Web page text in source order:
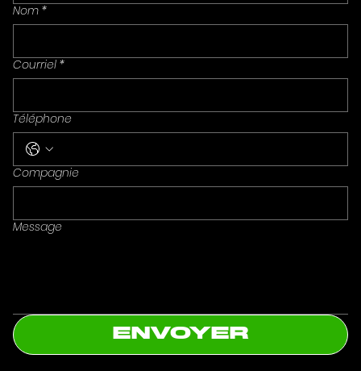
Nom *
Courriel *
Téléphone
Compagnie
Message
ENVOYER